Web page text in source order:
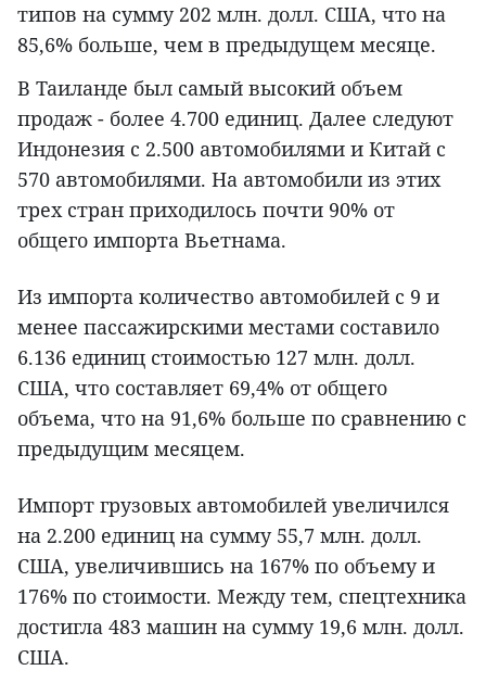
типов на сумму 202 млн. долл. США, что на
85,6% больше, чем в предыдущем месяце.
В Таиланде был самый высокий объем
продаж - более 4.700 единиц. Далее следуют
Индонезия с 2.500 автомобилями и Китай с
570 автомобилями. На автомобили из этих
трех стран приходилось почти 90% от
общего импорта Вьетнама.
Из импорта количество автомобилей с 9 и
менее пассажирскими местами составило
6.136 единиц стоимостью 127 млн. долл.
США, что составляет 69,4% от общего
объема, что на 91,6% больше по сравнению с
предыдущим месяцем.
Импорт грузовых автомобилей увеличился
на 2.200 единиц на сумму 55,7 млн. долл.
США, увеличившись на 167% по объему и
176% по стоимости. Между тем, спецтехника
достигла 483 машин на сумму 19,6 млн. долл.
США.